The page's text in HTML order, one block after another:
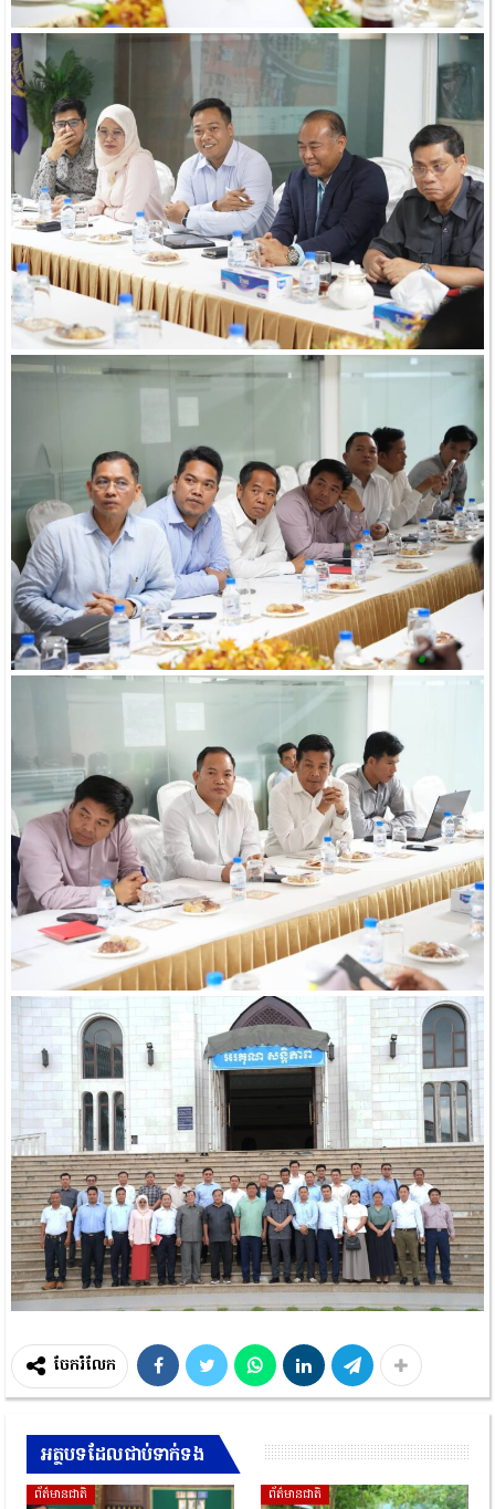
ចែករំលែក
អត្ថបទដែលជាប់ទាក់ទង
ព័ត៌មានជាតិ ព័ត៌មានជាតិ